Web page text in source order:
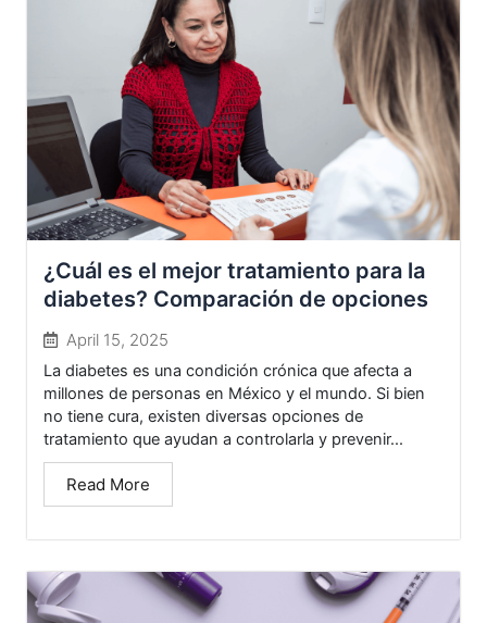
¿Cuál es el mejor tratamiento para la
diabetes? Comparación de opciones
April 15, 2025
La diabetes es una condición crónica que afecta a
millones de personas en México y el mundo. Si bien
no tiene cura, existen diversas opciones de
tratamiento que ayudan a controlarla y prevenir...
Read More